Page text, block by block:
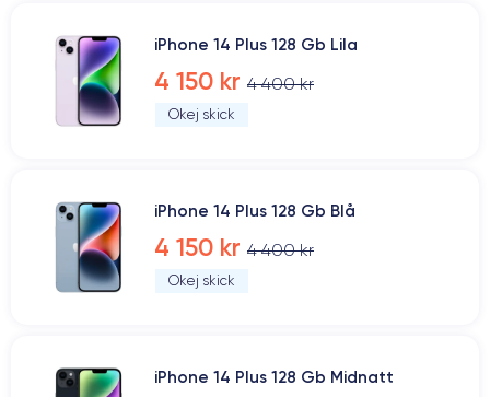
iPhone 14 Plus 128 Gb Lila
4 150 kr 4 400 kr
Okej skick
iPhone 14 Plus 128 Gb Blå
4 150 kr 4 400 kr
Okej skick
iPhone 14 Plus 128 Gb Midnatt